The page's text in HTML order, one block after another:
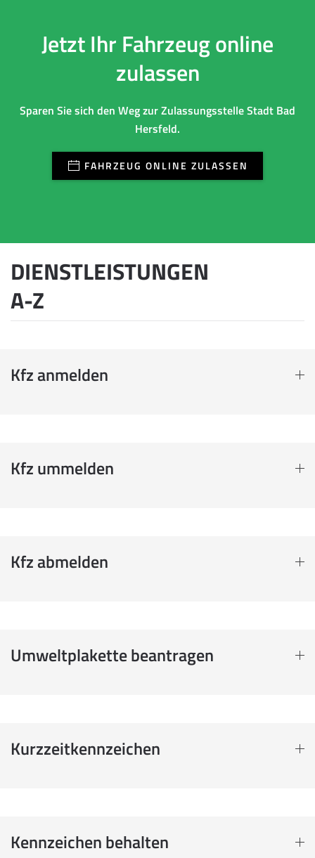
Jetzt Ihr Fahrzeug online
zulassen
Sparen Sie sich den Weg zur Zulassungsstelle Stadt Bad
Hersfeld.
FAHRZEUG ONLINE ZULASSEN
DIENSTLEISTUNGEN
A-Z
Kfz anmelden
Kfz ummelden
Kfz abmelden
Umweltplakette beantragen
Kurzzeitkennzeichen
Kennzeichen behalten